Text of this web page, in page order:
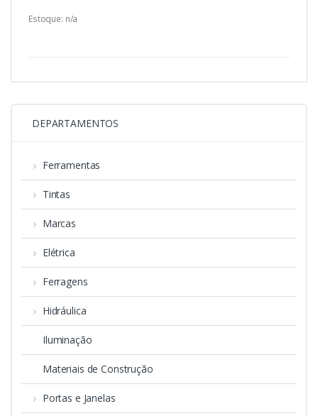
u
Estoque: n/a
DEPARTAMENTOS
Ferramentas
Tintas
Marcas
Elétrica
Ferragens
Hidráulica
Iluminação
Materiais de Construção
Portas e Janelas